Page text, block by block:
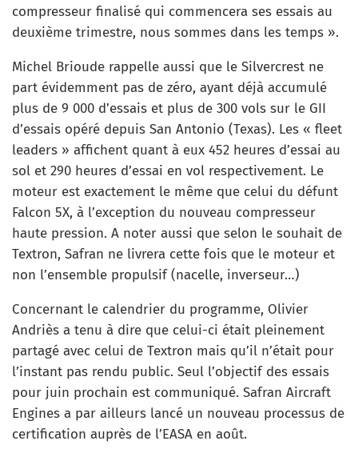
compresseur finalisé qui commencera ses essais au
deuxième trimestre, nous sommes dans les temps ».
Michel Brioude rappelle aussi que le Silvercrest ne
part évidemment pas de zéro, ayant déjà accumulé
plus de 9 000 d’essais et plus de 300 vols sur le GII
d’essais opéré depuis San Antonio (Texas). Les « fleet
leaders » affichent quant à eux 452 heures d’essai au
sol et 290 heures d’essai en vol respectivement. Le
moteur est exactement le même que celui du défunt
Falcon 5X, à l’exception du nouveau compresseur
haute pression. A noter aussi que selon le souhait de
Textron, Safran ne livrera cette fois que le moteur et
non l’ensemble propulsif (nacelle, inverseur…)
Concernant le calendrier du programme, Olivier
Andriès a tenu à dire que celui-ci était pleinement
partagé avec celui de Textron mais qu’il n’était pour
l’instant pas rendu public. Seul l’objectif des essais
pour juin prochain est communiqué. Safran Aircraft
Engines a par ailleurs lancé un nouveau processus de
certification auprès de l’EASA en août.